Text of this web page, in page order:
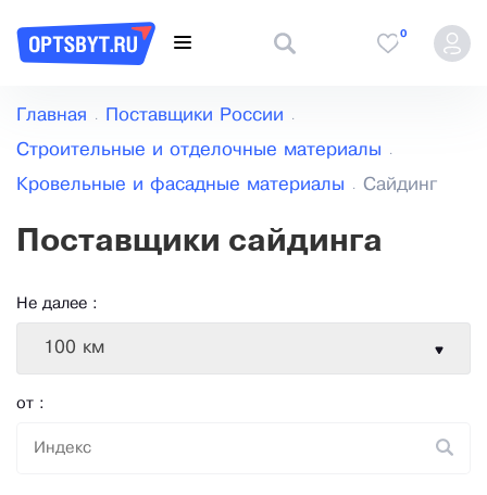
0
Главная Поставщики России
Строительные и отделочные материалы
Кровельные и фасадные материалы Сайдинг
Поставщики сайдинга
Не далее :
100 км
от :